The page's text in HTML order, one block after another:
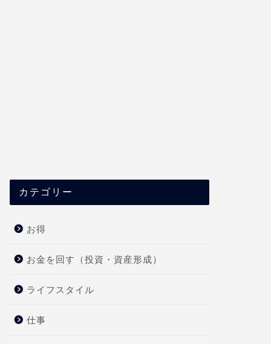
カテゴリー
お得
お金を回す（投資・資産形成）
ライフスタイル
仕事